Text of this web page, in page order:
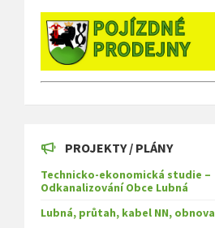
PROJEKTY / PLÁNY
Technicko-ekonomická studie –
Odkanalizování Obce Lubná
Lubná, průtah, kabel NN, obnova